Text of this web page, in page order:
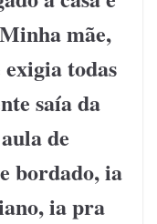
mãe,
todas
saía da
de
bordado, ia
ia pra